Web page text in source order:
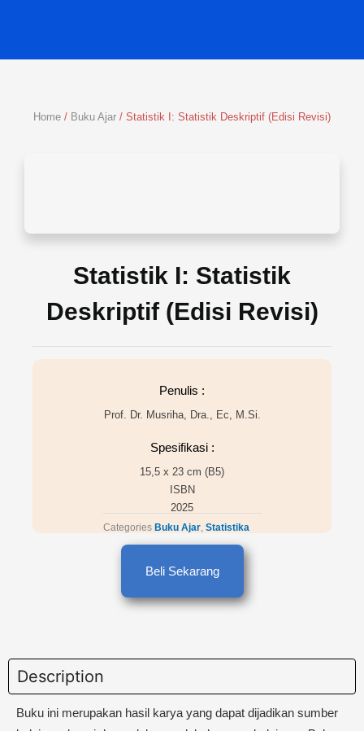
Home / Buku Ajar / Statistik I: Statistik Deskriptif (Edisi Revisi)
Statistik I: Statistik
Deskriptif (Edisi Revisi)
Penulis :
Prof. Dr. Musriha, Dra., Ec, M.Si.
Spesifikasi :
15,5 x 23 cm (B5)
ISBN
2025
Categories Buku Ajar, Statistika
Beli Sekarang
Description
Buku ini merupakan hasil karya yang dapat dijadikan sumber